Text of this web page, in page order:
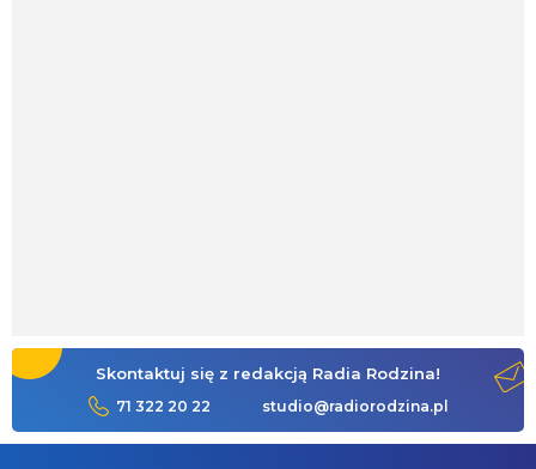
Skontaktuj się z redakcją Radia Rodzina!
71 322 20 22 studio@radiorodzina.pl